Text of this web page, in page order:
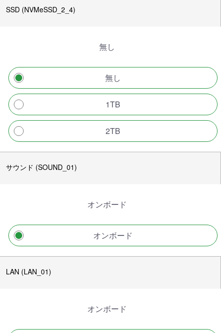
SSD (NVMeSSD_2_4)
無し
無し
1TB
2TB
サウンド (SOUND_01)
オンボード
オンボード
LAN (LAN_01)
オンボード